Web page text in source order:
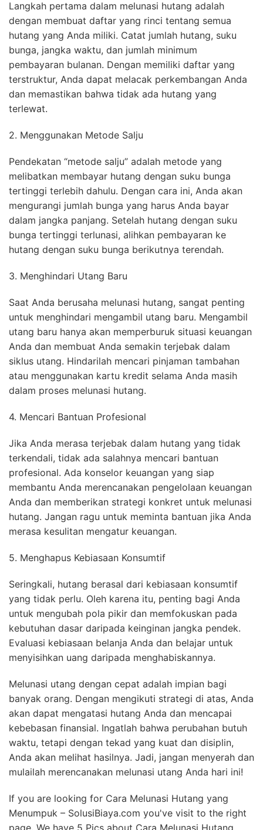
Langkah pertama dalam melunasi hutang adalah
dengan membuat daftar yang rinci tentang semua
hutang yang Anda miliki. Catat jumlah hutang, suku
bunga, jangka waktu, dan jumlah minimum
pembayaran bulanan. Dengan memiliki daftar yang
terstruktur, Anda dapat melacak perkembangan Anda
dan memastikan bahwa tidak ada hutang yang
terlewat.
2. Menggunakan Metode Salju
Pendekatan “metode salju” adalah metode yang
melibatkan membayar hutang dengan suku bunga
tertinggi terlebih dahulu. Dengan cara ini, Anda akan
mengurangi jumlah bunga yang harus Anda bayar
dalam jangka panjang. Setelah hutang dengan suku
bunga tertinggi terlunasi, alihkan pembayaran ke
hutang dengan suku bunga berikutnya terendah.
3. Menghindari Utang Baru
Saat Anda berusaha melunasi hutang, sangat penting
untuk menghindari mengambil utang baru. Mengambil
utang baru hanya akan memperburuk situasi keuangan
Anda dan membuat Anda semakin terjebak dalam
siklus utang. Hindarilah mencari pinjaman tambahan
atau menggunakan kartu kredit selama Anda masih
dalam proses melunasi hutang.
4. Mencari Bantuan Profesional
Jika Anda merasa terjebak dalam hutang yang tidak
terkendali, tidak ada salahnya mencari bantuan
profesional. Ada konselor keuangan yang siap
membantu Anda merencanakan pengelolaan keuangan
Anda dan memberikan strategi konkret untuk melunasi
hutang. Jangan ragu untuk meminta bantuan jika Anda
merasa kesulitan mengatur keuangan.
5. Menghapus Kebiasaan Konsumtif
Seringkali, hutang berasal dari kebiasaan konsumtif
yang tidak perlu. Oleh karena itu, penting bagi Anda
untuk mengubah pola pikir dan memfokuskan pada
kebutuhan dasar daripada keinginan jangka pendek.
Evaluasi kebiasaan belanja Anda dan belajar untuk
menyisihkan uang daripada menghabiskannya.
Melunasi utang dengan cepat adalah impian bagi
banyak orang. Dengan mengikuti strategi di atas, Anda
akan dapat mengatasi hutang Anda dan mencapai
kebebasan finansial. Ingatlah bahwa perubahan butuh
waktu, tetapi dengan tekad yang kuat dan disiplin,
Anda akan melihat hasilnya. Jadi, jangan menyerah dan
mulailah merencanakan melunasi utang Anda hari ini!
If you are looking for Cara Melunasi Hutang yang
Menumpuk – SolusiBiaya.com you've visit to the right
page. We have 5 Pics about Cara Melunasi Hutang